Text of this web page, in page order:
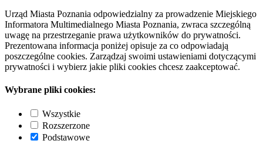
Urząd Miasta Poznania odpowiedzialny za prowadzenie Miejskiego
Informatora Multimedialnego Miasta Poznania, zwraca szczególną
uwagę na przestrzeganie prawa użytkowników do prywatności.
Prezentowana informacja poniżej opisuje za co odpowiadają
poszczególne cookies. Zarządzaj swoimi ustawieniami dotyczącymi
prywatności i wybierz jakie pliki cookies chcesz zaakceptować.
Wybrane pliki cookies:
Wszystkie
Rozszerzone
Podstawowe